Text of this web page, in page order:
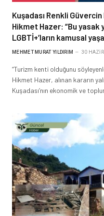
Kuşadası Renkli
Hikmet Hazer: “Bu yasak
LGBTİ+’ların kamusal
MEHMET MURAT YILDIRIM 30
“Turizm kenti olduğunu
Hikmet Hazer, alınan kararın
Kuşadası’nın ekonomik ve